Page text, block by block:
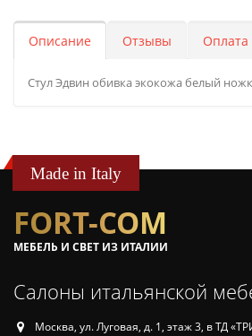
Описание Отзывы Оплата
Стул Эдвин обивка экокожа белый
Made in Italy
FORT-COM
МЕБЕЛЬ И СВЕТ ИЗ ИТАЛИИ
Салоны итальянской
Москва, ул. Луговая, д. 1, этаж 3, в ТД